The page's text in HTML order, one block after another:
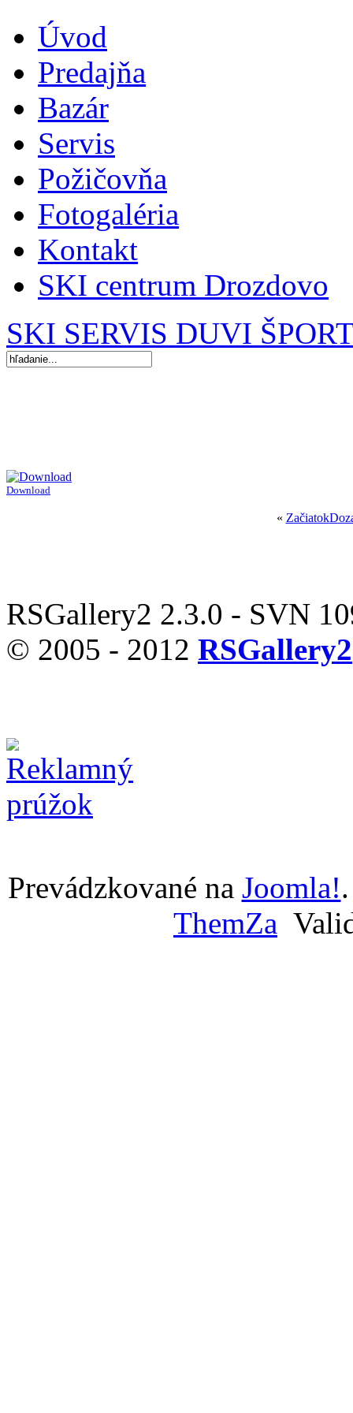
Úvod
Predajňa
Bazár
Servis
Požičovňa
Fotogaléria
Kontakt
SKI centrum Drozdovo
SKI SERVIS DUVI
Download
« Začiatok
RSGallery2 2.3.0 - SVN
© 2005 - 2012 RSGallery2
Prevádzkované na Joomla!
ThemZa